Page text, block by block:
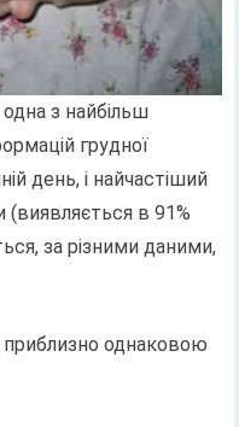
з найбільш
грудної
день, і найчастіший
(виявляється в 91%
за різними даними,
приблизно однаковою